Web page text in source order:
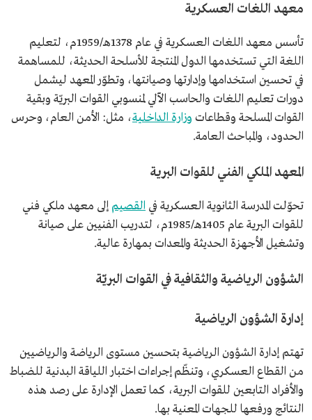
معهد اللغات العسكرية
تأسس معهد اللغات العسكرية في عام 1378هـ/1959م، لتعليم
اللغة التي تستخدمها الدول المنتجة للأسلحة الحديثة، للمساهمة
في تحسين استخدامها وإدارتها وصيانتها، وتطوّر المعهد ليشمل
دورات تعليم اللغات والحاسب الآلي لمنسوبي القوات البريّة وبقية
القوات المسلحة وقطاعات وزارة الداخلية، مثل: الأمن العام، وحرس
الحدود، والمباحث العامة.
المعهد الملكي الفني للقوات البرية
تحوّلت المدرسة الثانوية العسكرية في القصيم إلى معهد ملكي فني
للقوات البرية عام 1405هـ/1985م، لتدريب الفنيين على صيانة
وتشغيل الأجهزة الحديثة والمعدات بمهارة عالية.
الشؤون الرياضية والثقافية في القوات البريّة
إدارة الشؤون الرياضية
تهتم إدارة الشؤون الرياضية بتحسين مستوى الرياضة والرياضيين
من القطاع العسكري، وتنظّم إجراءات اختبار اللياقة البدنية للضباط
والأفراد التابعين للقوات البرية، كما تعمل الإدارة على رصد هذه
النتائج ورفعها للجهات المعنية بها.